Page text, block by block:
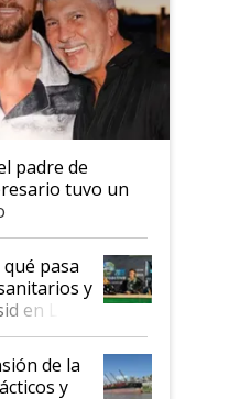
padre de
tuvo un
pasa
y
en La
de la
y